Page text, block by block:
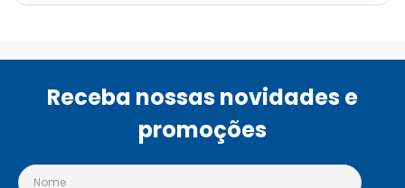
Receba nossas novidades e
promoções